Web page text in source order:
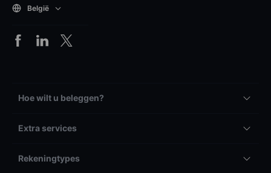
België
Hoe wilt u beleggen?
Extra services
Rekeningtypes